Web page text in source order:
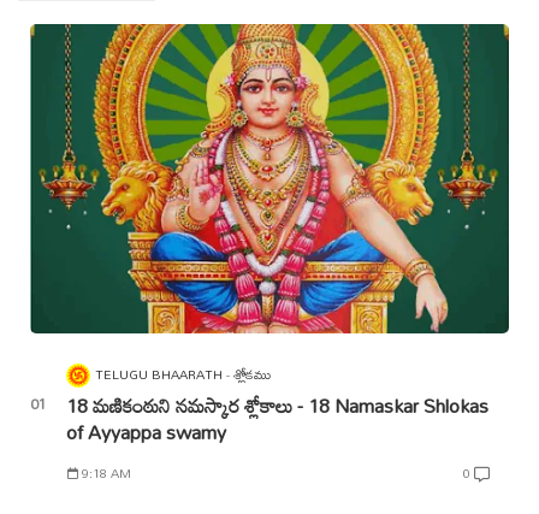
TELUGU BHAARATH శ్లోకము
18 మణికంఠుని నమస్కార శ్లోకాలు - 18 Namaskar Shlokas
of Ayyappa swamy
9:18 AM 0